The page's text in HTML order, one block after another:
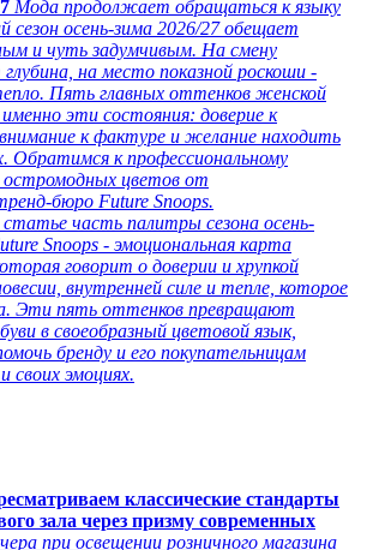
Мода продолжает обращаться к языку
сезон осень-зима 2026/27 обещает
и чуть задумчивым. На смену
на место показной роскоши -
Пять главных оттенков женской
эти состояния: доверие к
к фактуре и желание находить
Обратимся к профессиональному
остромодных цветов от
бюро Future Snoops.
часть палитры сезона осень-
Snoops - эмоциональная карта
говорит о доверии и хрупкой
внутренней силе и тепле, которое
Эти пять оттенков превращают
в своеобразный цветовой язык,
бренду и его покупательницам
своих эмоциях.
классические стандарты
зала через призму современных
при освещении розничного магазина